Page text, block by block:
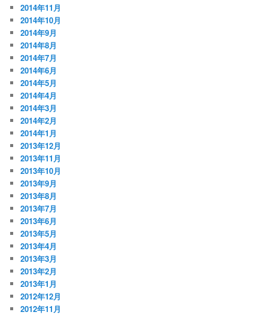
2014年11月
2014年10月
2014年9月
2014年8月
2014年7月
2014年6月
2014年5月
2014年4月
2014年3月
2014年2月
2014年1月
2013年12月
2013年11月
2013年10月
2013年9月
2013年8月
2013年7月
2013年6月
2013年5月
2013年4月
2013年3月
2013年2月
2013年1月
2012年12月
2012年11月